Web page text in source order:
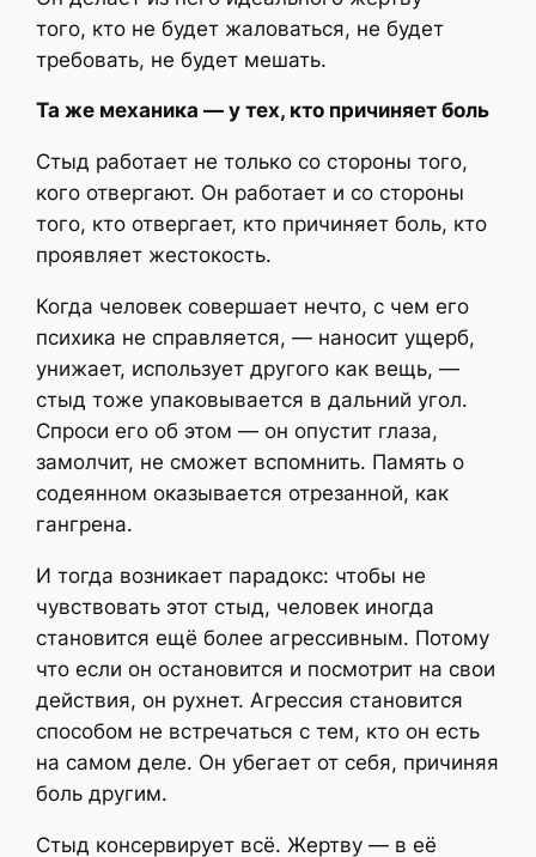
того, кто не будет жаловаться, не будет
требовать, не будет мешать.
Та же механика — у тех, кто причиняет боль
Стыд работает не только со стороны того,
кого отвергают. Он работает и со стороны
того, кто отвергает, кто причиняет боль, кто
проявляет жестокость.
Когда человек совершает нечто, с чем его
психика не справляется, — наносит ущерб,
унижает, использует другого как вещь, —
стыд тоже упаковывается в дальний угол.
Спроси его об этом — он опустит глаза,
замолчит, не сможет вспомнить. Память о
содеянном оказывается отрезанной, как
гангрена.
И тогда возникает парадокс: чтобы не
чувствовать этот стыд, человек иногда
становится ещё более агрессивным. Потому
что если он остановится и посмотрит на свои
действия, он рухнет. Агрессия становится
способом не встречаться с тем, кто он есть
на самом деле. Он убегает от себя, причиняя
боль другим.
Стыд консервирует всё. Жертву — в её